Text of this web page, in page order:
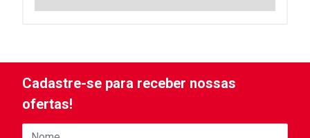
Cadastre-se para receber nossas
ofertas!